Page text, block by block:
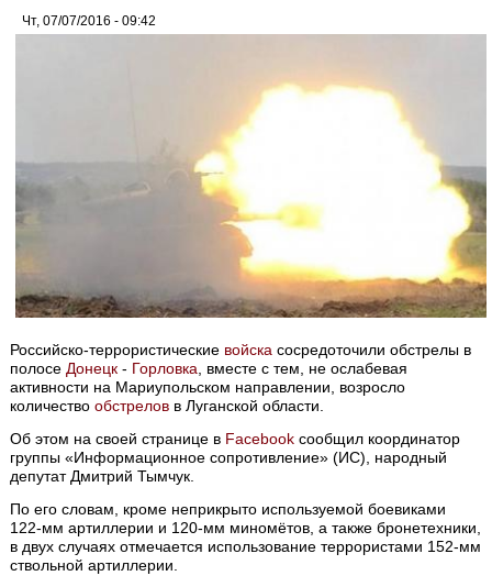
Чт, 07/07/2016 - 09:42
Российско-террористические войска сосредоточили обстрелы в
полосе Донецк - Горловка , вместе с тем, не ослабевая
активности на Мариупольском направлении, возросло
количествообстрелов в Луганской области.
Об этом на своей странице в Facebook сообщил координатор
группы «Информационное сопротивление» (ИС), народный
депутат Дмитрий Тымчук.
По его словам, кроме неприкрыто используемой боевиками
122-мм артиллерии и 120-мм миномётов, а также бронетехники,
в двух случаях отмечается использование террористами 152-мм
ствольной артиллерии.